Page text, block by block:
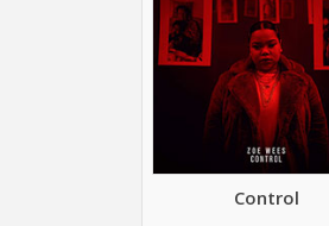
Control